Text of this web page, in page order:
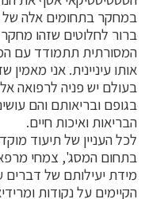
במחקר בתחומים אלה
ברור לחלוטים שזהו
המסורתית תתמודד עם
אותו עיניינית. אני
בעולם יש פניה לרפואה
בגופם ובריאותם והם
הבריאות ואיכות חיים.
לכל העניין של תיעוד
בתחום המסג', צמחי
מידת יעילותם של דברים
הקיימים על נקודות